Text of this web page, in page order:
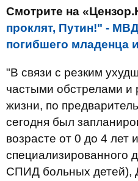
Смотрите на
проклят, Путин!" -
погибшего младенца
"В связи с резким
частыми обстрелами и
жизни, по
сегодня был
возрасте от 0 до 4 лет
специализированного
СПИД больных детей),